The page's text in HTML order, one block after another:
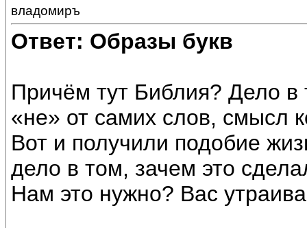
владомиръ
Ответ: Образы букв
Причём тут Библия? Дело в
«не» от самих слов, смысл
Вот и получили подобие
дело в том, зачем это
Нам это нужно? Вас